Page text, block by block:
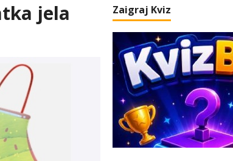
jela Zaigraj Kviz